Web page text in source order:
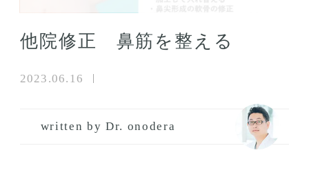
他院修正 鼻筋を整える
2023.06.16
written by Dr. onodera